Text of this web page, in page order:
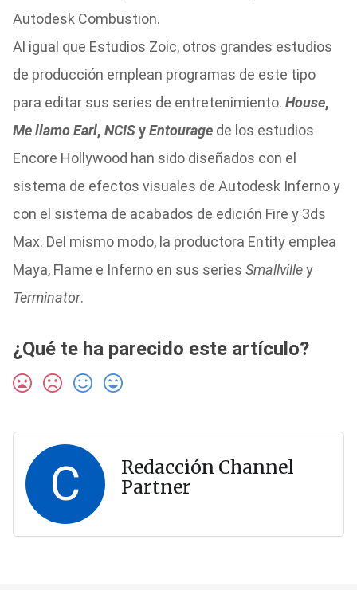
Autodesk Combustion.
Al igual que Estudios Zoic, otros grandes estudios
de producción emplean programas de este tipo
para editar sus series de entretenimiento. House,
Me llamo Earl, NCISyEntouragede los estudios
Encore Hollywood han sido diseñados con el
sistema de efectos visuales de Autodesk Inferno y
con el sistema de acabados de edición Fire y 3ds
Max. Del mismo modo, la productora Entity emplea
Maya, Flame e Inferno en sus series Smallvilley
Terminator.
¿Qué te ha parecido este artículo?
C
Redacción Channel
Partner